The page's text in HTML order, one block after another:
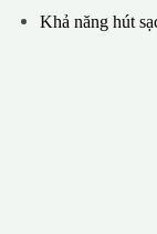
Khả năng hút